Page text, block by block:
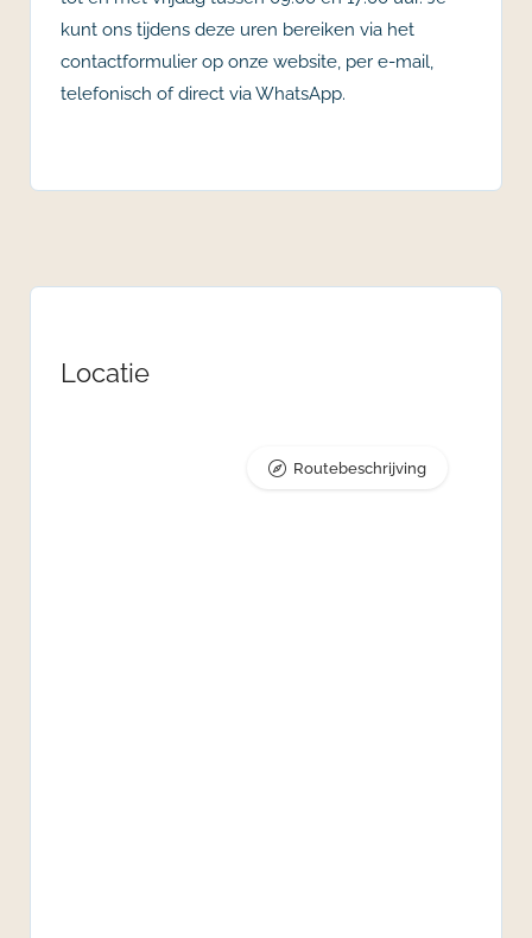
kunt ons tijdens deze uren bereiken via het
contactformulier op onze website, per e-mail,
telefonisch of direct via WhatsApp.
Locatie
Routebeschrijving